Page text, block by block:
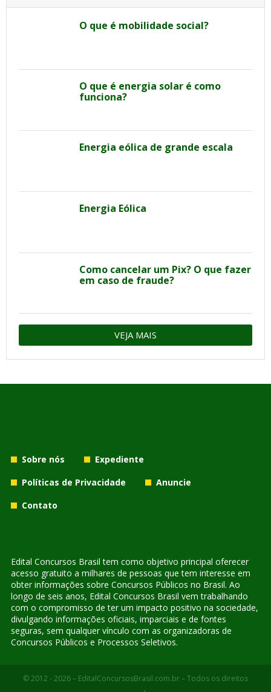
O que é mobilidade social?
O que é energia solar é como
funciona?
Energia eólica de grande escala
Energia Eólica
Como cancelar um Pix? O que fazer
em caso de fraude?
VEJA MAIS
Sobre nós
Expediente
Políticas de Privacidade
Anuncie
Contato
Edital Concursos Brasil tem como objetivo principal oferecer
acesso gratuito a milhares de pessoas que tem interesse em
obter informações sobre Concursos Públicos no Brasil. Ao
longo de seis anos, Edital Concursos Brasil vem trabalhando
com o compromisso de ter um impacto positivo na sociedade,
divulgando informações oficiais, imparciais e de fontes
seguras, sem qualquer vínculo com as organizadoras de
Concursos Públicos e Processos Seletivos.
© 2012 - 2026 – EditalConcursosBrasil.com.br – Todos os direitos